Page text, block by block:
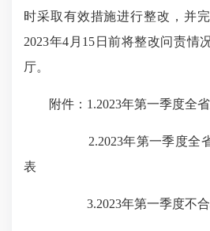
时采取有效措施进行整改，并
2023年4月15日前将整改问责情
厅。
附件：1.2023年第一季度全省
2.2023年第一季度全省政
表
3.2023年第一季度不合格